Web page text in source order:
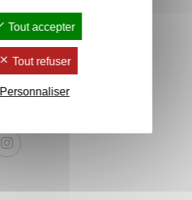
Tout accepter
Tout refuser
Personnaliser